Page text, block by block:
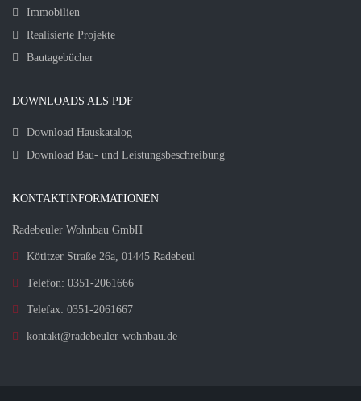
Immobilien
Realisierte Projekte
Bautagebücher
DOWNLOADS ALS PDF
Download Hauskatalog
Download Bau- und Leistungsbeschreibung
KONTAKTINFORMATIONEN
Radebeuler Wohnbau GmbH
Kötitzer Straße 26a, 01445 Radebeul
Telefon: 0351-2061666
Telefax: 0351-2061667
kontakt@radebeuler-wohnbau.de